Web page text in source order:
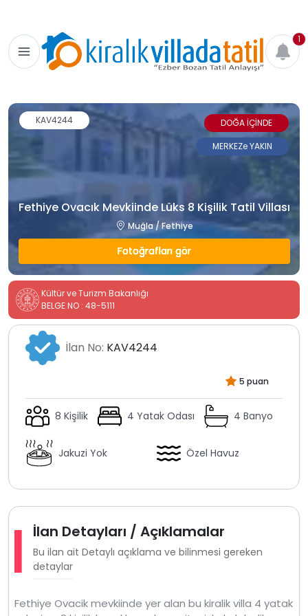
1
Fethiye Ovacık Mevkiinde Lüks 8 Kişilik Tatil Villası
Muğla / Fethiye
Fotoğrafları gör
KAV4244
DOĞA İÇİNDE
MERKEZe YAKIN
Kültür ve Turizm Bakanlığı
BELGE NO : 48-5111
İlan No: KAV4244
5 puan
8 Kişilik 4 Yatak Odası 4 Banyo
Jakuzi Yok Özel Havuz
İlan Detayları / Açıklamalar
Bu ilan ait Detaylı açıklama ve bilinmesi gereken
detaylar
Fethiye Ovacik mevkiinde yer alan bu kiralik villa 4 yatak